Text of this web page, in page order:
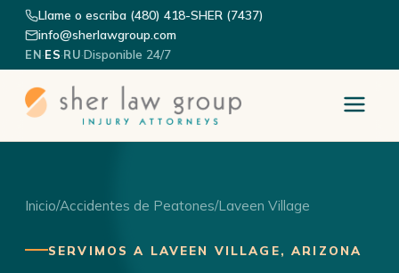
Llame o escriba (480) 418-SHER (7437)
info@sherlawgroup.com
EN·ES·RU·Disponible 24/7
Inicio/Accidentes de Peatones/Laveen Village
SERVIMOS A LAVEEN VILLAGE, ARIZONA